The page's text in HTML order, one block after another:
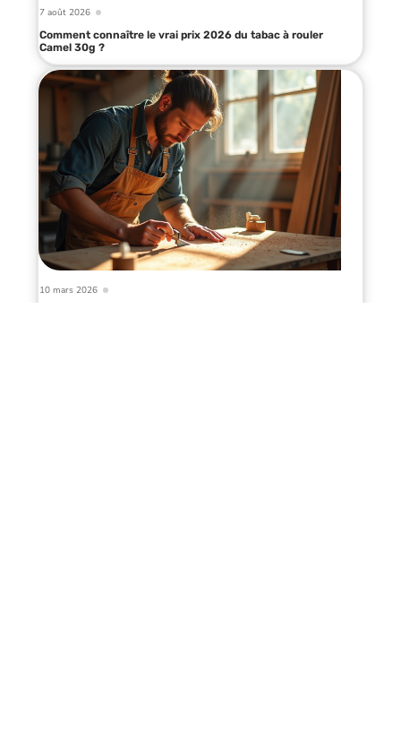
7 août 2026
Comment connaître le vrai prix 2026 du tabac à rouler
Camel 30g ?
10 mars 2026